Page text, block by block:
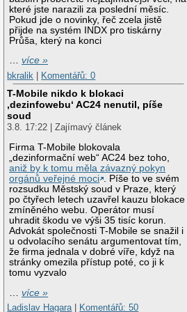
které jste narazili za poslední měsíc.
Pokud jde o novinky, řeč zcela jistě
přijde na systém INDX pro tiskárny
Průša, který na konci
…více »
bkralik | Komentářů: 0
T-Mobile nikdo k blokaci
‚dezinfowebu‘ AC24 nenutil, píše
soud
3.8. 17:22 | Zajímavý článek
Firma T-Mobile blokovala
„dezinformační web“ AC24 bez toho,
aniž by k tomu měla závazný pokyn
orgánů veřejné moci
. Píše to ve svém
rozsudku Městský soud v Praze, který
po čtyřech letech uzavřel kauzu blokace
zmíněného webu. Operátor musí
uhradit škodu ve výši 35 tisíc korun.
Advokát společnosti T-Mobile se snažil i
u odvolacího senátu argumentovat tím,
že firma jednala v dobré víře, když na
stránky omezila přístup poté, co ji k
tomu vyzvalo
…více »
Ladislav Hagara| Komentářů: 50